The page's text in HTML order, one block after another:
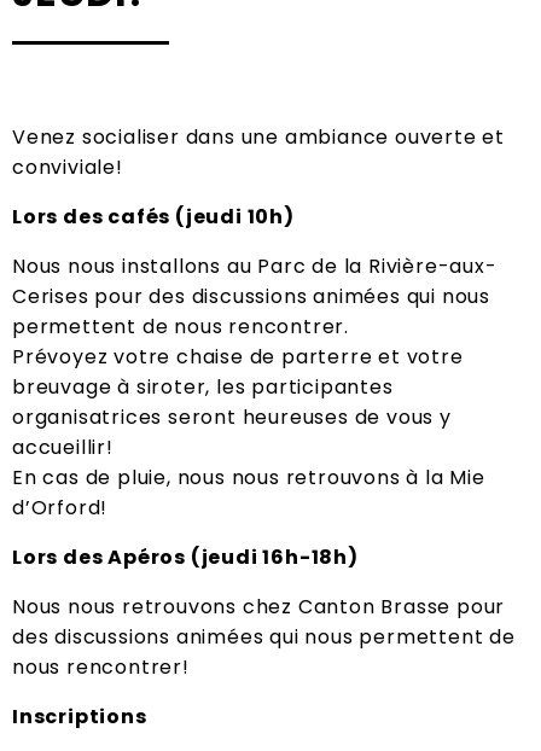
Venez socialiser dans une ambiance ouverte et
conviviale!
Lors des cafés (jeudi 10h)
Nous nous installons au Parc de la Rivière-aux-
Cerises pour des discussions animées qui nous
permettent de nous rencontrer.
Prévoyez votre chaise de parterre et votre
breuvage à siroter, les participantes
organisatrices seront heureuses de vous y
accueillir!
En cas de pluie, nous nous retrouvons à la Mie
d’Orford!
Lors des Apéros (jeudi 16h-18h)
Nous nous retrouvons chez Canton Brasse pour
des discussions animées qui nous permettent de
nous rencontrer!
Inscriptions